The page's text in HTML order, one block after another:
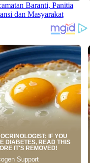
Baranti, Panitia
dan Masyarakat